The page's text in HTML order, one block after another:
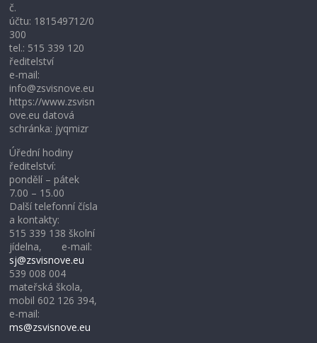
č.
účtu: 181549712/0
300
tel.: 515 339 120
ředitelství
e-mail:
info@zsvisnove.eu
https://www.zsvisn
ove.eu datová
schránka: jyqmizr
Úřední hodiny
ředitelství:
pondělí – pátek
7.00 – 15.00
Další telefonní čísla
a kontakty:
515 339 138 školní
jídelna, e-mail:
sj@zsvisnove.eu
539 008 004
mateřská škola,
mobil 602 126 394,
e-mail:
ms@zsvisnove.eu